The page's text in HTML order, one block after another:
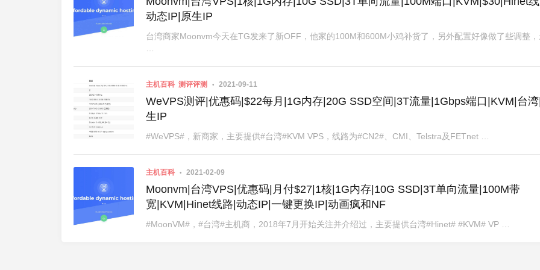
动态IP|原生IP
台湾商家Moonvm今天在TG发来了新OFF，他家的100M和600M小鸡补货了，另外配置好像做了些调整，
主机百科 测评评测 2021-09-11
WeVPS测评|优惠码|$22每月|1G内存|20G SSD空间|3T流量|1Gbps端口|KVM|台
生IP
#WeVPS#，新商家，主要提供#台湾#KVM VPS，线路为#CN2#、CMI、Telstra及FETnet …
主机百科 2021-02-09
Moonvm|台湾VPS|优惠码|月付$27|1核|1G内存|10G SSD|3T单向流量|100M带
宽|KVM|Hinet线路|动态IP|一键更换IP|动画疯和NF
#MoonVM#，#台湾#主机商，2018年7月开始关注并介绍过，主要提供台湾#Hinet# #KVM# VP …